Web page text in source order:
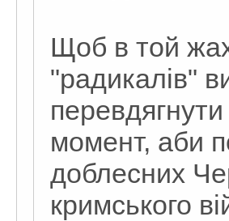
Щоб в той
"радикалів"
перевдягнути
момент, аби
доблесних
кримського